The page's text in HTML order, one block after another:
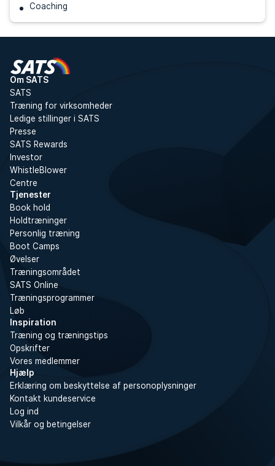
Coaching
Om SATS
SATS
Træning for virksomheder
Ledige stillinger i SATS
Presse
SATS Rewards
Investor
WhistleBlower
Centre
Tjenester
Book hold
Holdtræninger
Personlig træning
Boot Camps
Øvelser
Træningsområdet
SATS Online
Træningsprogrammer
Løb
Inspiration
Træning og træningstips
Opskrifter
Vores medlemmer
Hjælp
Erklæring om beskyttelse af personoplysninger
Kontakt kundeservice
Log ind
Vilkår og betingelser